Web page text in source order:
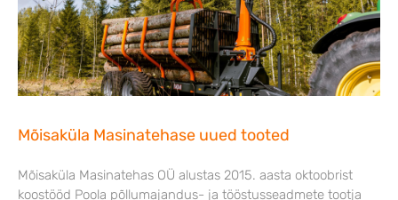
Mõisaküla Masinatehase uued tooted
Mõisaküla Masinatehas OÜ alustas 2015. aasta oktoobrist
koostööd Poola põllumajandus- ja tööstusseadmete tootja